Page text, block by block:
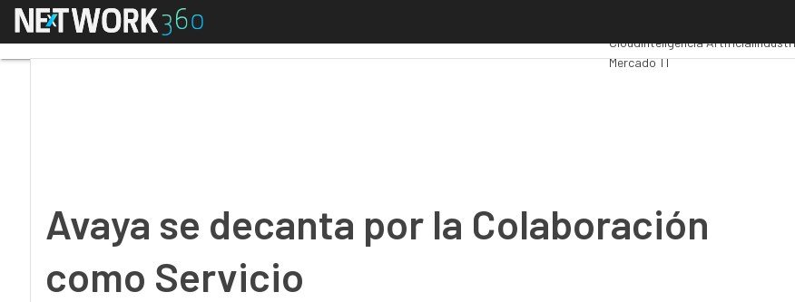
Menú
CloudInteligencia Artificial
Mercado TI
Avaya se decanta por la Colaboración
como Servicio